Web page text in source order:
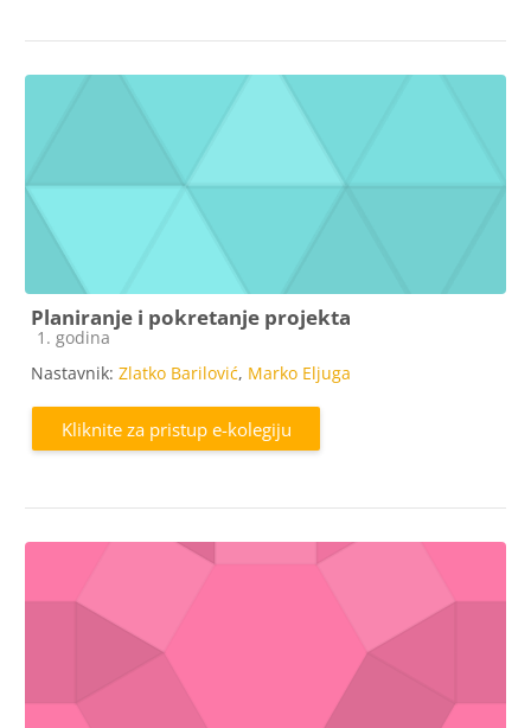
Planiranje i pokretanje projekta
Kategorija e-kolegija
1. godina
Nastavnik: Zlatko Barilović, Marko Eljuga
Kliknite za pristup e-kolegiju